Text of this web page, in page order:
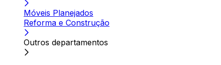
Móveis Planejados
Reforma e Construção
Outros departamentos